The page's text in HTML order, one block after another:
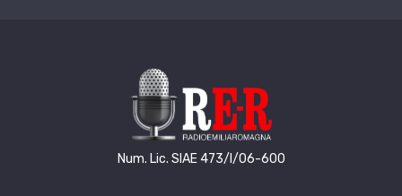
Num. Lic. SIAE 473/I/06-600